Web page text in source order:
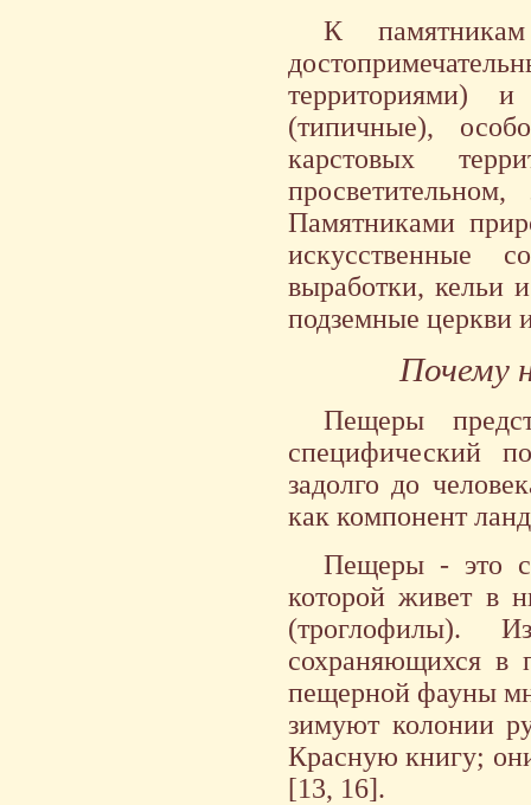
К
территориями)
(типичные),
карстовых
Памятниками
искусственные
выработки, кельи
подземные церкви
Почему
Пещеры
специфический
задолго до
как компонент
Пещеры - это
которой живет в
(троглофилы).
сохраняющихся в
пещерной фауны
зимуют колонии
Красную книгу;
[13, 16].